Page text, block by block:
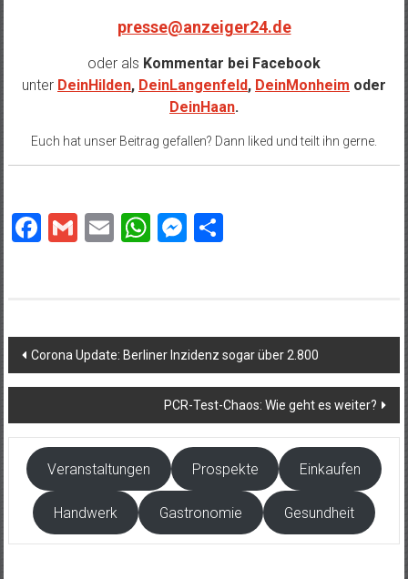
presse@anzeiger24.de
oder als Kommentar bei Facebook
unter DeinHilden, DeinLangenfeld, DeinMonheim oder
DeinHaan.
Euch hat unser Beitrag gefallen? Dann liked und teilt ihn gerne.
Facebook
Gmail
EmailWhatsApp
Messenger
Teilen
Beitragsnavigation
Corona Update: Berliner Inzidenz sogar über 2.800
PCR-Test-Chaos: Wie geht es weiter?
Veranstaltungen Prospekte Einkaufen
Handwerk Gastronomie Gesundheit